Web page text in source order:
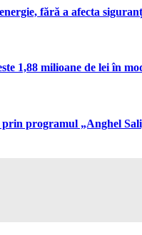
fără a afecta
1,88 milioane de lei în
programul „Anghel